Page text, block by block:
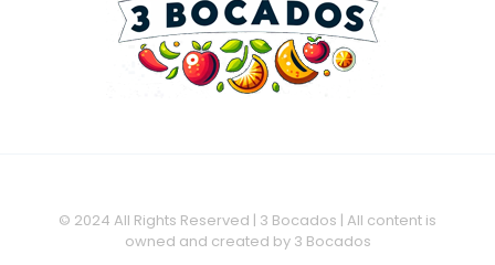
© 2024 All Rights Reserved | 3 Bocados | All content is
owned and created by 3 Bocados